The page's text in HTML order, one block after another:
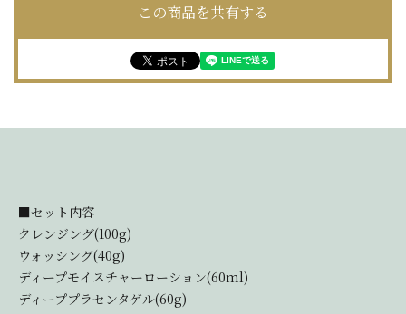
この商品を共有する
■セット内容
クレンジング(100g)
ウォッシング(40g)
ディープモイスチャーローション(60ml)
ディーププラセンタゲル(60g)